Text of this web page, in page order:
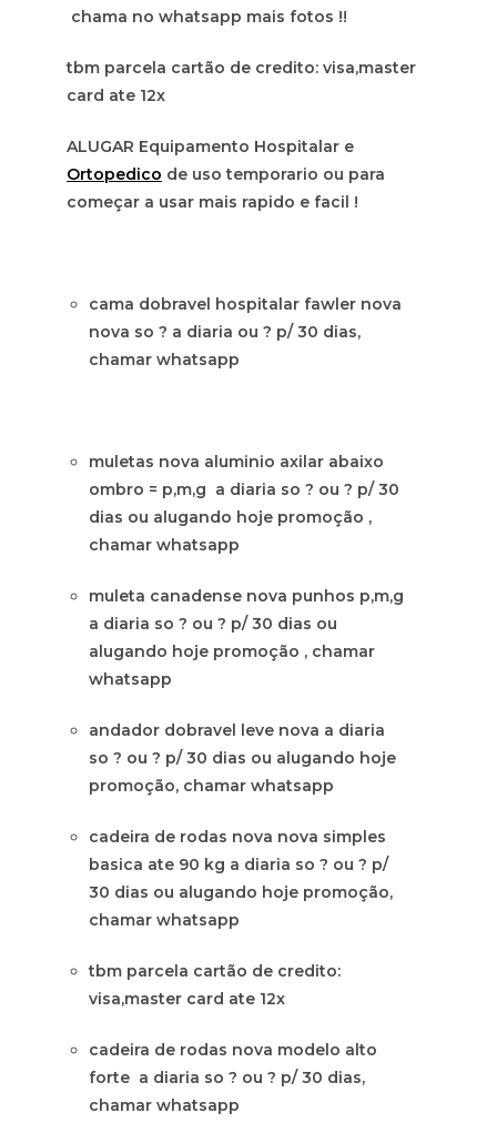
chama no whatsapp mais fotos !!
tbm parcela cartão de credito: visa,master
card ate 12x
ALUGAR Equipamento Hospitalar e
Ortopedico de uso temporario ou para
começar a usar mais rapido e facil !
cama dobravel hospitalar fawler nova
nova so ? a diaria ou ? p/ 30 dias,
chamar whatsapp
muletas nova aluminio axilar abaixo
ombro = p,m,g a diaria so ? ou ? p/ 30
dias ou alugando hoje promoção ,
chamar whatsapp
muleta canadense nova punhos p,m,g
a diaria so ? ou ? p/ 30 dias ou
alugando hoje promoção , chamar
whatsapp
andador dobravel leve nova a diaria
so ? ou ? p/ 30 dias ou alugando hoje
promoção, chamar whatsapp
cadeira de rodas nova nova simples
basica ate 90 kg a diaria so ? ou ? p/
30 dias ou alugando hoje promoção,
chamar whatsapp
tbm parcela cartão de credito:
visa,master card ate 12x
cadeira de rodas nova modelo alto
forte a diaria so ? ou ? p/ 30 dias,
chamar whatsapp